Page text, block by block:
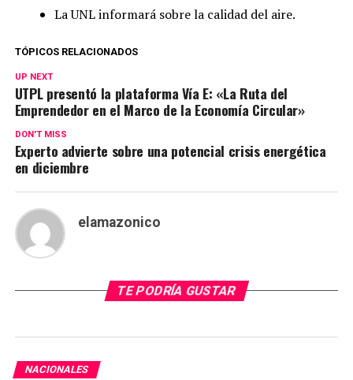
La UNL informará sobre la calidad del aire.
TÓPICOS RELACIONADOS
UP NEXT
UTPL presentó la plataforma Vía E: «La Ruta del
Emprendedor en el Marco de la Economía Circular»
DON'T MISS
Experto advierte sobre una potencial crisis energética
en diciembre
elamazonico
TE PODRÍA GUSTAR
NACIONALES